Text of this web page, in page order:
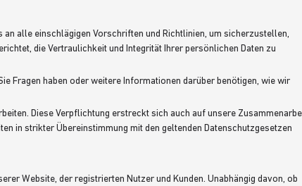
alle einschlägigen Vorschriften und Richtlinien, um sicherzustellen,
die Vertraulichkeit und Integrität Ihrer persönlichen Daten zu
Fragen haben oder weitere Informationen darüber benötigen, wie wir
Diese Verpflichtung erstreckt sich auch auf unsere
in strikter Übereinstimmung mit den geltenden Datenschutzgesetzen
Website, der registrierten Nutzer und Kunden. Unabhängig davon, ob